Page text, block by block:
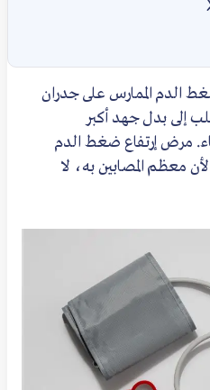
الدم الممارس على جدران
إلى بدل جهد أكبر
مرض إرتفاع ضغط الدم
معظم المصابين به، لا